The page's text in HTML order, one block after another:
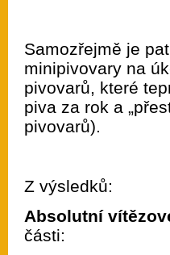
Samozřejmě je
minipivovary na
pivovarů, které
piva za rok a
pivovarů).
Z výsledků:
Absolutní
části: